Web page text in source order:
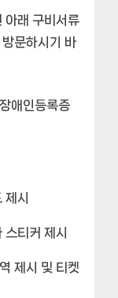
아래 구비서류
문하시기 바
애인등록증
시
티커 제시
제시 및 티켓